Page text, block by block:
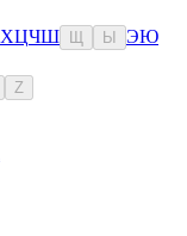
ХЦЧШ Ы ЭЮ
Z